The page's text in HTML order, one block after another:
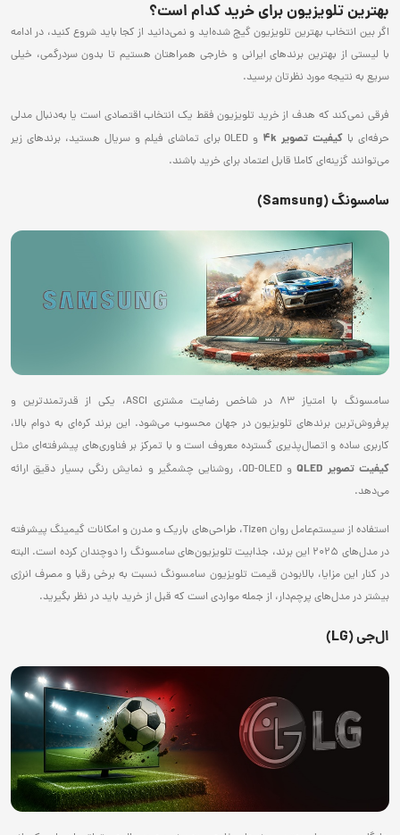
بهترین تلویزیون برای خرید کدام است؟
اگر بین انتخاب بهترین تلویزیون گیج شده‌اید و نمی‌دانید از کجا باید شروع کنید، در ادامه
با لیستی از بهترین برندهای ایرانی و خارجی همراهتان هستیم تا بدون سردرگمی، خیلی
سریع به نتیجه مورد نظرتان برسید.
فرقی نمی‌کند که هدف از خرید تلویزیون فقط یک انتخاب اقتصادی است یا به‌دنبال مدلی
حرفه‌ای با کیفیت تصویر 4k
و OLED برای تماشای فیلم و سریال هستید، برندهای زیر
می‌توانند گزینه‌ای کاملا قابل اعتماد برای خرید باشند.
سامسونگ (Samsung)
سامسونگ با امتیاز 83 در شاخص رضایت مشتری ASCI، یکی از قدرتمندترین و
پرفروش‌ترین برندهای تلویزیون در جهان محسوب می‌شود. این برند کره‌ای به دوام بالا،
کاربری ساده و اتصال‌پذیری گسترده معروف است و با تمرکز بر فناوری‌های پیشرفته‌ای مثل
کیفیت تصویر QLED
و QD-OLED، روشنایی چشمگیر و نمایش رنگی بسیار دقیق ارائه
می‌دهد.
استفاده از سیستم‌عامل روان Tizen، طراحی‌های باریک و مدرن و امکانات گیمینگ پیشرفته
در مدل‌های 2025 این برند، جذابیت تلویزیون‌های سامسونگ را دوچندان کرده است. البته
در کنار این مزایا، بالابودن قیمت تلویزیون سامسونگ نسبت به برخی رقبا و مصرف انرژی
بیشتر در مدل‌های پرچم‌دار، از جمله مواردی است که قبل از خرید باید در نظر بگیرید.
ال‌جی (LG)